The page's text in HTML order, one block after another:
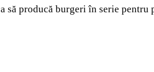
producă burgeri în serie